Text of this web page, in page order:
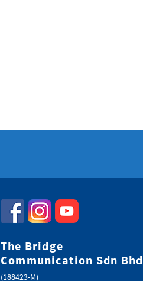
The Bridge
Communication Sdn Bhd
(188423-M)